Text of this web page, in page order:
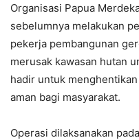
Organisasi Papua
sebelumnya melakukan
pekerja pembangunan
merusak kawasan hutan
hadir untuk
aman bagi masyarakat.
Operasi dilaksanakan